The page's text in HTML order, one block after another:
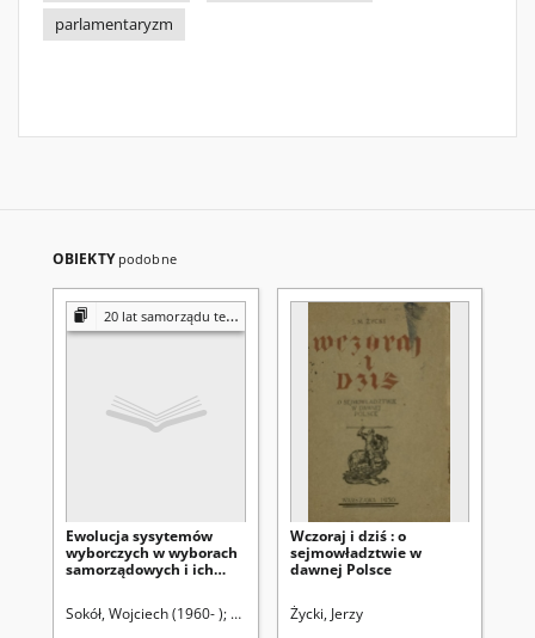
parlamentaryzm
OBIEKTY podobne
20 lat samorządu terytorialnego w Polsce : sukcesy, porażki, perspektywy
Ewolucja sysytemów
wyborczych w wyborach
samorządowych i ich
Sokół, Wojciech (1960- ) Mieczkowska, Katarzyna (1980- ). Red.
Wczoraj i dziś : o
sejmowładztwie w
dawnej Polsce
Życki, Jerzy